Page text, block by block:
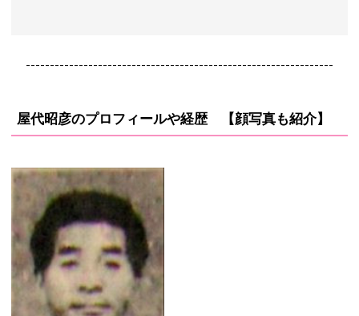
----------------------------------------------------------------
屋代昭彦のプロフィールや経歴 【顔写真も紹介】